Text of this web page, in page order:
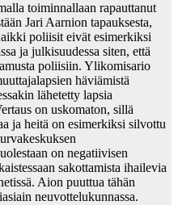
toiminnallaan rapauttanut
Jari Aarnion tapauksesta,
poliisit eivät esimerkiksi
ja julkisuudessa siten, että
poliisiin. Ylikomisario
häviämistä
lähetetty lapsia
on uskomaton, sillä
ja heitä on esimerkiksi silvottu
on negatiivisen
sakottamista ihailevia
Aion puuttua tähän
neuvottelukunnassa.